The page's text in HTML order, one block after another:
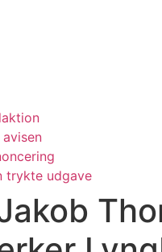
avisen
trykte udgave